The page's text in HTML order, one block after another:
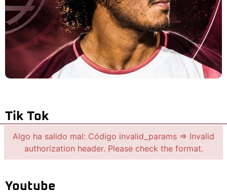
Tik Tok
Algo ha salido mal: Código invalid_params => Invalid
authorization header. Please check the format.
Youtube